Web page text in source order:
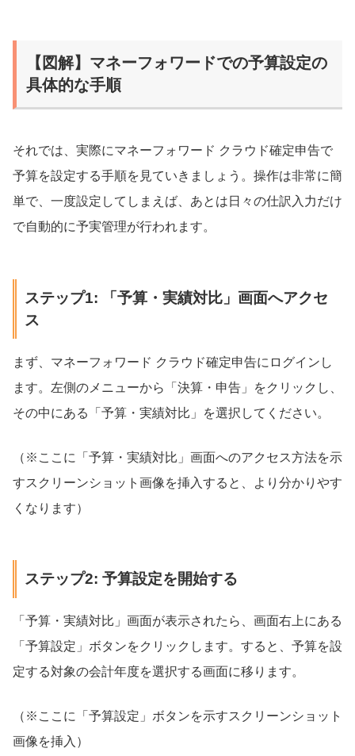
【図解】マネーフォワードでの予算設定の
具体的な手順
それでは、実際にマネーフォワード クラウド確定申告で
予算を設定する手順を見ていきましょう。操作は非常に簡
単で、一度設定してしまえば、あとは日々の仕訳入力だけ
で自動的に予実管理が行われます。
ステップ1: 「予算・実績対比」画面へアクセ
ス
まず、マネーフォワード クラウド確定申告にログインし
ます。左側のメニューから「決算・申告」をクリックし、
その中にある「予算・実績対比」を選択してください。
（※ここに「予算・実績対比」画面へのアクセス方法を示
すスクリーンショット画像を挿入すると、より分かりやす
くなります）
ステップ2: 予算設定を開始する
「予算・実績対比」画面が表示されたら、画面右上にある
「予算設定」ボタンをクリックします。すると、予算を設
定する対象の会計年度を選択する画面に移ります。
（※ここに「予算設定」ボタンを示すスクリーンショット
画像を挿入）